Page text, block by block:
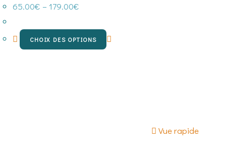
65.00€ – 179.00€
CHOIX DES OPTIONS
Vue rapide